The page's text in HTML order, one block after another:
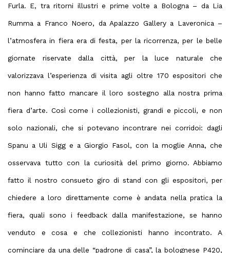
Furla. E, tra ritorni illustri e prime volte a Bologna – da Lia
Rumma a Franco Noero, da Apalazzo Gallery a Laveronica –
l’atmosfera in fiera era di festa, per la ricorrenza, per le belle
giornate riservate dalla città, per la luce naturale che
valorizzava l’esperienza di visita agli oltre 170 espositori che
non hanno fatto mancare il loro sostegno alla nostra prima
fiera d’arte. Così come i collezionisti, grandi e piccoli, e non
solo nazionali, che si potevano incontrare nei corridoi: dagli
Spanu a Uli Sigg e a Giorgio Fasol, con la moglie Anna, che
osservava tutto con la curiosità del primo giorno. Abbiamo
fatto il nostro consueto giro di stand con gli espositori, per
chiedere a loro direttamente come è andata nella pratica la
fiera, quali sono i feedback dalla manifestazione, se hanno
venduto e cosa e che collezionisti hanno incontrato. A
cominciare da una delle “padrone di casa”, la bolognese P420,